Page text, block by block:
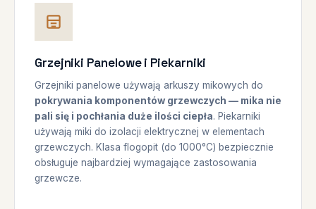
Grzejniki Panelowe i Piekarniki
Grzejniki panelowe używają arkuszy mikowych do
pokrywania komponentów grzewczych — mika nie
pali się i pochłania duże ilości ciepła. Piekarniki
używają miki do izolacji elektrycznej w elementach
grzewczych. Klasa flogopit (do 1000°C) bezpiecznie
obsługuje najbardziej wymagające zastosowania
grzewcze.